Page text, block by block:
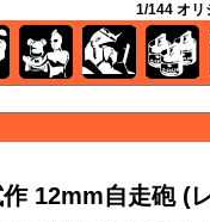
1/144 オリ
作 12mm自走砲 (
バイク キャラクターガンダム